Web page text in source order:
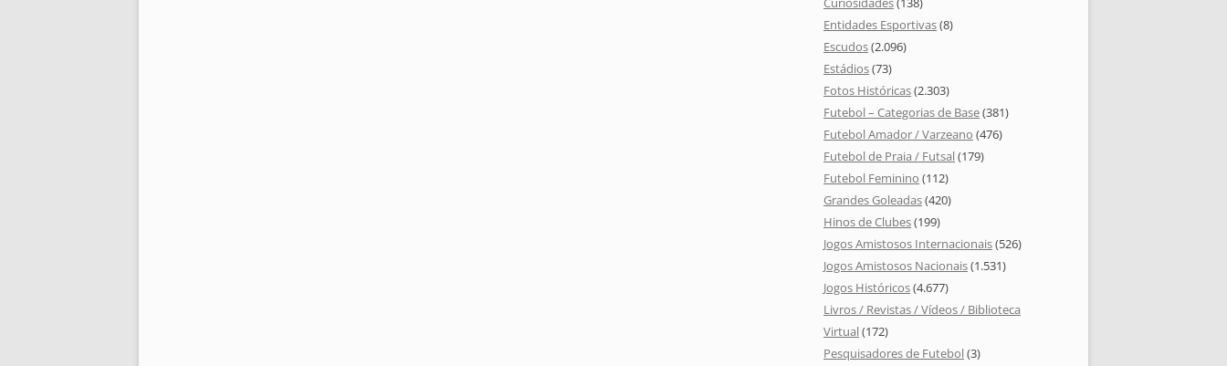
Entidades Esportivas(8)
Escudos(2.096)
Estádios(73)
Fotos Históricas(2.303)
Futebol – Categorias de Base(381)
Futebol Amador / Varzeano (476)
Futebol de Praia / Futsal(179)
Futebol Feminino (112)
Grandes Goleadas(420)
Hinos de Clubes(199)
Jogos Amistosos Internacionais(526)
Jogos Amistosos Nacionais(1.531)
Jogos Históricos(4.677)
Livros / Revistas / Vídeos / Biblioteca
Virtual(172)
Pesquisadores de Futebol(3)